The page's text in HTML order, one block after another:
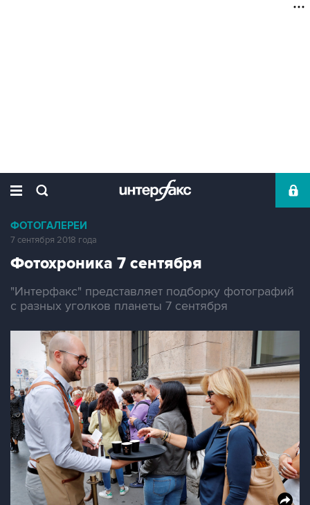
ФОТОГАЛЕРЕИ
7 сентября 2018 года
Фотохроника 7 сентября
"Интерфакс" представляет подборку фотографий
с разных уголков планеты 7 сентября